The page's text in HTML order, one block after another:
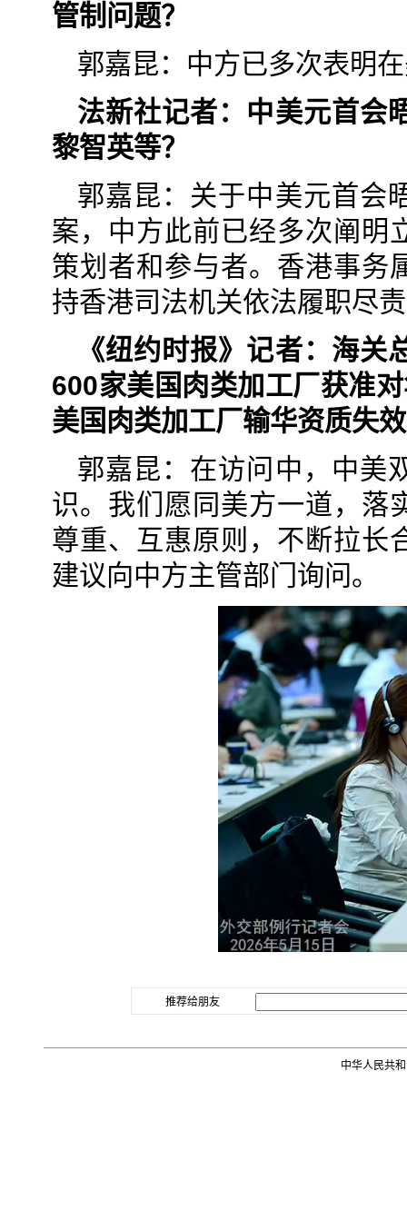
管制问题？
郭嘉昆：中方已多次表明
法新社记者：中美元首会
黎智英等？
郭嘉昆：关于中美元首会
案，中方此前已经多次阐明
策划者和参与者。香港事务
持香港司法机关依法履职尽
《纽约时报》记者：海
600家美国肉类加工厂获准
美国肉类加工厂输华资质失
郭嘉昆：在访问中，中美
识。我们愿同美方一道，落
尊重、互惠原则，不断拉长
建议向中方主管部门询问。
推荐给朋友
中华人民共